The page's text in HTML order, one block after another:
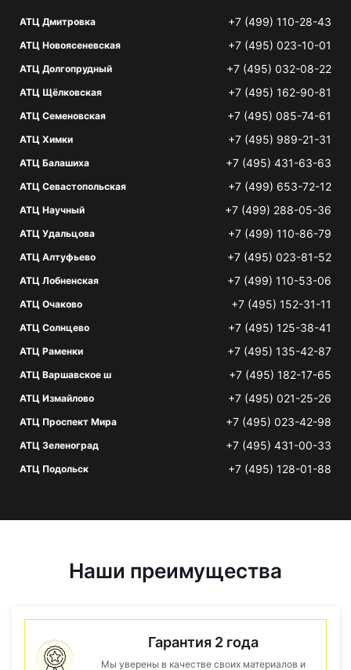
АТЦ Дмитровка +7 (499) 110-28-43
АТЦ Новоясеневская +7 (495) 023-10-01
АТЦ Долгопрудный +7 (495) 032-08-22
АТЦ Щёлковская +7 (495) 162-90-81
АТЦ Семеновская +7 (495) 085-74-61
АТЦ Химки +7 (495) 989-21-31
АТЦ Балашиха +7 (495) 431-63-63
АТЦ Севастопольская +7 (499) 653-72-12
АТЦ Научный +7 (499) 288-05-36
АТЦ Удальцова +7 (499) 110-86-79
АТЦ Алтуфьево +7 (495) 023-81-52
АТЦ Лобненская +7 (499) 110-53-06
АТЦ Очаково +7 (495) 152-31-11
АТЦ Солнцево +7 (495) 125-38-41
АТЦ Раменки +7 (495) 135-42-87
АТЦ Варшавское ш +7 (495) 182-17-65
АТЦ Измайлово +7 (495) 021-25-26
АТЦ Проспект Мира +7 (495) 023-42-98
АТЦ Зеленоград +7 (495) 431-00-33
АТЦ Подольск +7 (495) 128-01-88
Наши преимущества
Гарантия 2 года
Мы уверены в качестве своих материалов и